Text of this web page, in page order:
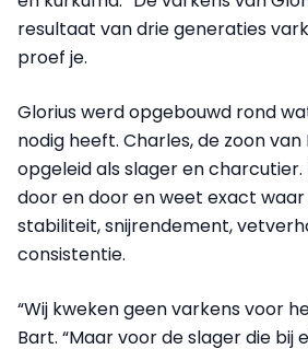
resultaat van drie generaties
proef je.
Glorius werd opgebouwd rond
nodig heeft. Charles, de zoon van
opgeleid als slager en
door en door en weet exact
stabiliteit, snijrendement,
consistentie.
“Wij kweken geen varkens voor
Bart. “Maar voor de slager die bij